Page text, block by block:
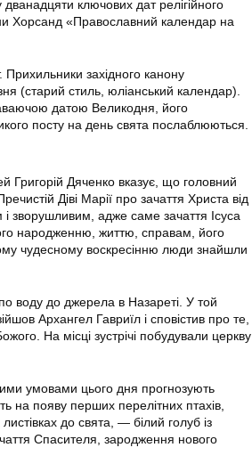
ключових дат релігійного
Хорсанд «Православний календар на
західного канону
(старий стиль, юліанський календар).
датою Великодня, його
посту на день свята послаблюються.
Григорій Дяченко вказує, що головний
Діві Марії про зачаття Христа від
зворушливим, адже саме зачаття Ісуса
народженню, життю, справам, його
чудесному воскресінню люди знайшли
воду до джерела в Назареті. У той
Архангел Гавриїл і сповістив про те,
На місці зустрічі побудували церкву
умовами цього дня прогнозують
на появу перших перелітних птахів,
до свята, — білий голуб із
Спасителя, зародження нового